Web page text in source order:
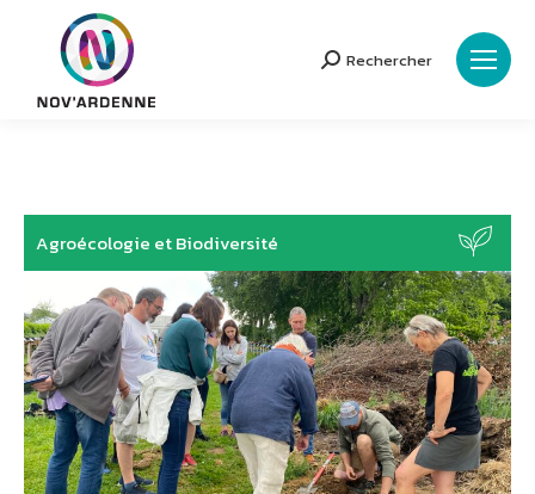
Search:
Rechercher
Agroécologie et Biodiversité